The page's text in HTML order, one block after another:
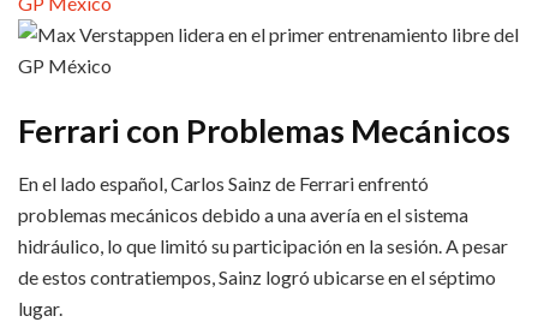
Ferrari con Problemas Mecánicos
En el lado español, Carlos Sainz de Ferrari enfrentó
problemas mecánicos debido a una avería en el sistema
hidráulico, lo que limitó su participación en la sesión. A pesar
de estos contratiempos, Sainz logró ubicarse en el séptimo
lugar.